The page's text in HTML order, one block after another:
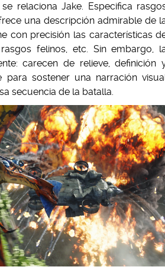
relaciona Jake. Especifica
una descripción admirable de
con precisión las características
felinos, etc. Sin embargo,
carecen de relieve, definición
para sostener una narración
secuencia de la batalla.